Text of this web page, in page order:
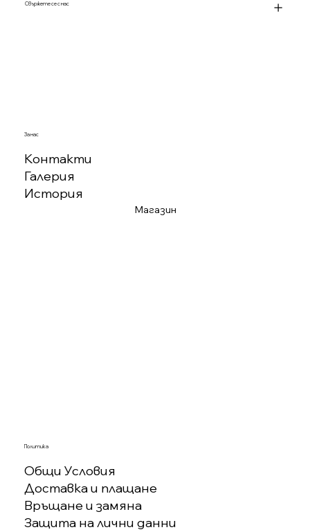
Свържете се с нас
За нас
Контакти
Галерия
История
Магазин
Политика
Общи Условия
Доставка и плащане
Връщане и замяна
Защита на лични данни